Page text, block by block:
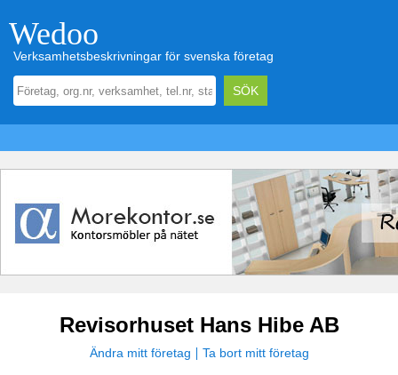
Wedoo
Verksamhetsbeskrivningar för svenska företag
Revisorhuset Hans Hibe AB
Ändra mitt företag Ta bort mitt företag